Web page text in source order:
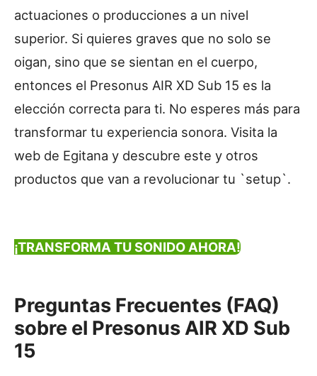
actuaciones o producciones a un nivel
superior. Si quieres graves que no solo se
oigan, sino que se sientan en el cuerpo,
entonces el Presonus AIR XD Sub 15 es la
elección correcta para ti. No esperes más para
transformar tu experiencia sonora. Visita la
web de Egitana y descubre este y otros
productos que van a revolucionar tu `setup`.
¡TRANSFORMA TU SONIDO AHORA!
Preguntas Frecuentes (FAQ)
sobre el Presonus AIR XD Sub
15